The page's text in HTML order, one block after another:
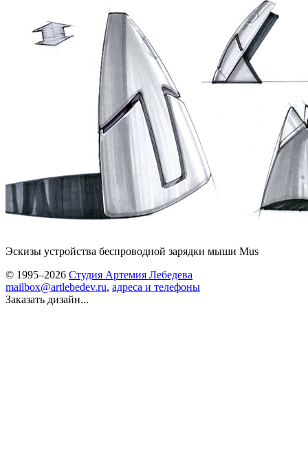
Эскизы устройства беспроводной зарядки мыши Mus
© 1995–2026 Студия Артемия Лебедева
mailbox@artlebedev.ru, адреса и телефоны
Заказать дизайн...